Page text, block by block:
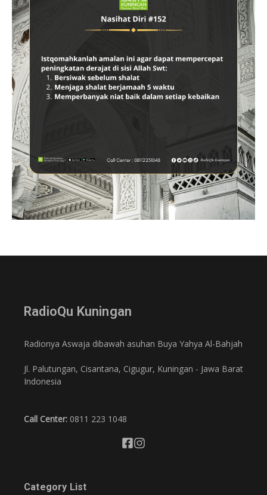
RadioQu Kuningan
Radionya Aswaja dibawah asuhan Buya Yahya Al-Bahjah
Jl. Palutungan, Cisantana, Cigugur, Kuningan - Jawa Barat
Indonesia
Call Center: 0811 223 1048
Category List